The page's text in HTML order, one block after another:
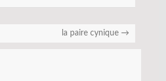
la paire cynique →